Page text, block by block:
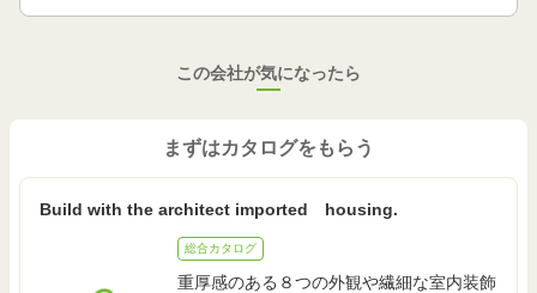
この会社が気になったら
まずはカタログをもらう
Build with the architect imported housing.
総合カタログ
重厚感のある８つの外観や繊細な室内装飾